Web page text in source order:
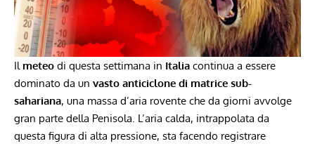
Il meteo di questa settimana in Italia continua a essere
dominato da un vasto anticiclone di matrice sub-
sahariana, una massa d’aria rovente che da giorni avvolge
gran parte della Penisola. L’aria calda, intrappolata da
questa figura di alta pressione, sta facendo registrare